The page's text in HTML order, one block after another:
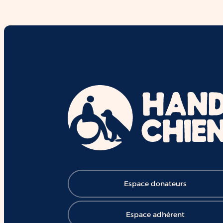
mois de formation,
chaque jour à ouvrir le chemin de la
réussite et de l'inclusion ❤️ 👉
Soutenir HANDI'CHIENS :
https://lnkd.in/eBV53T_7
#HANDICHIENS
#RéussiteScolaire #Inclusion
#ChangerDesVies
Espace donateurs
Espace adhérent